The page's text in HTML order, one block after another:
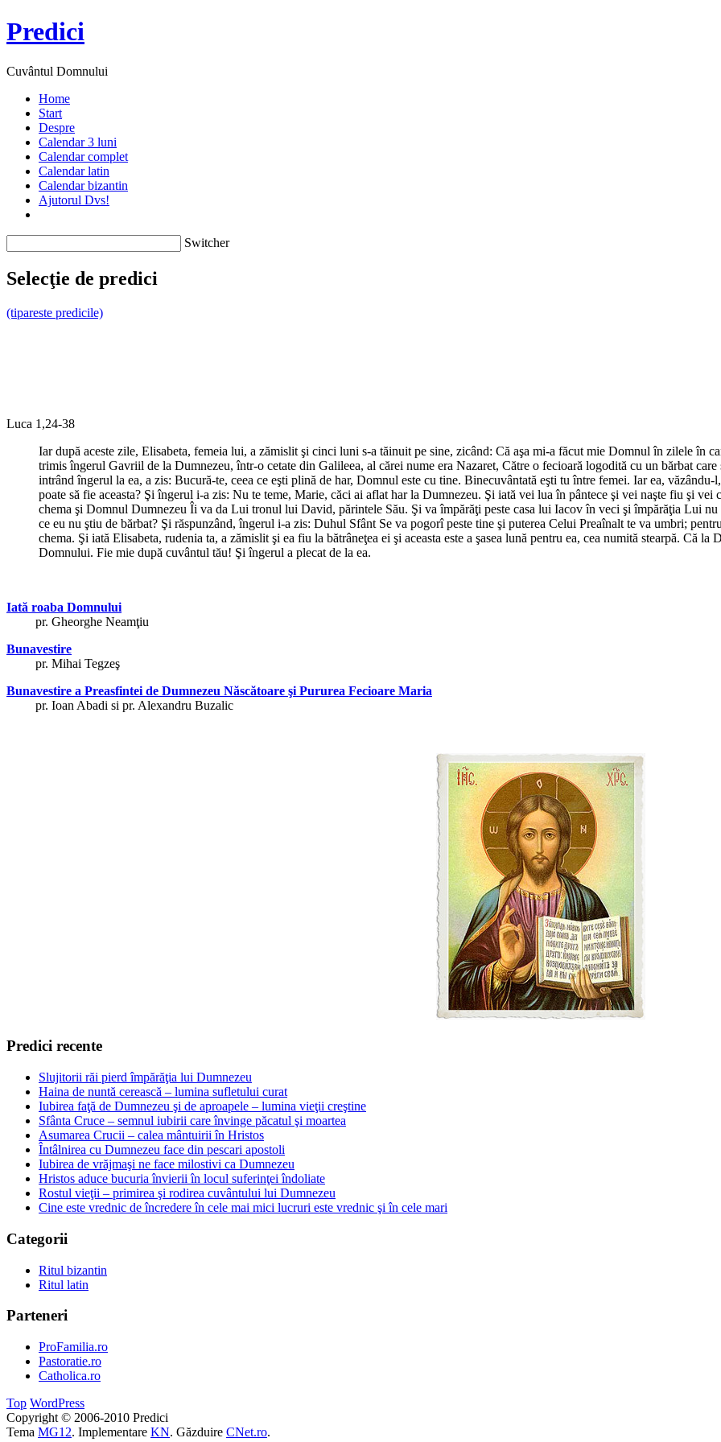
Predici
Cuvântul Domnului
Home
Start
Despre
Calendar 3 luni
Calendar complet
Calendar latin
Calendar bizantin
Ajutorul Dvs!
Switcher
Selecţie de predici
(tipareste predicile)
Luca 1,24-38
Iar după aceste zile, Elisabeta, femeia lui, a zămislit şi cinci luni s-a tăinuit pe sine, zicând: Că aşa mi-a făcut mie Domnul în zilele în
trimis îngerul Gavriil de la Dumnezeu, într-o cetate din Galileea, al cărei nume era Nazaret, Către o fecioară logodită cu un bărbat
intrând îngerul la ea, a zis: Bucură-te, ceea ce eşti plină de har, Domnul este cu tine. Binecuvântată eşti tu între femei. Iar ea,
poate să fie aceasta? Şi îngerul i-a zis: Nu te teme, Marie, căci ai aflat har la Dumnezeu. Şi iată vei lua în pântece şi vei naşte fiu şi
chema şi Domnul Dumnezeu Îi va da Lui tronul lui David, părintele Său. Şi va împărăţi peste casa lui Iacov în veci şi împărăţia Lui
ce eu nu ştiu de bărbat? Şi răspunzând, îngerul i-a zis: Duhul Sfânt Se va pogorî peste tine şi puterea Celui Preaînalt te va umbri;
chema. Şi iată Elisabeta, rudenia ta, a zămislit şi ea fiu la bătrâneţea ei şi aceasta este a şasea lună pentru ea, cea numită stearpă. Că
Domnului. Fie mie după cuvântul tău! Şi îngerul a plecat de la ea.
Iată roaba Domnului
pr. Gheorghe Neamţiu
Bunavestire
pr. Mihai Tegzeş
Bunavestire a Preasfintei de Dumnezeu Născătoare şi Pururea Fecioare Maria
pr. Ioan Abadi si pr. Alexandru Buzalic
Predici recente
Slujitorii răi pierd împărăţia lui Dumnezeu
Haina de nuntă cerească – lumina sufletului curat
Iubirea faţă de Dumnezeu şi de aproapele – lumina vieţii creştine
Sfânta Cruce – semnul iubirii care învinge păcatul şi moartea
Asumarea Crucii – calea mântuirii în Hristos
Întâlnirea cu Dumnezeu face din pescari apostoli
Iubirea de vrăjmaşi ne face milostivi ca Dumnezeu
Hristos aduce bucuria învierii în locul suferinţei îndoliate
Rostul vieţii – primirea şi rodirea cuvântului lui Dumnezeu
Cine este vrednic de încredere în cele mai mici lucruri este vrednic şi în cele mari
Categorii
Ritul bizantin
Ritul latin
Parteneri
ProFamilia.ro
Pastoratie.ro
Catholica.ro
Top WordPress
Copyright © 2006-2010 Predici
Tema MG12. Implementare KN. Găzduire CNet.ro.